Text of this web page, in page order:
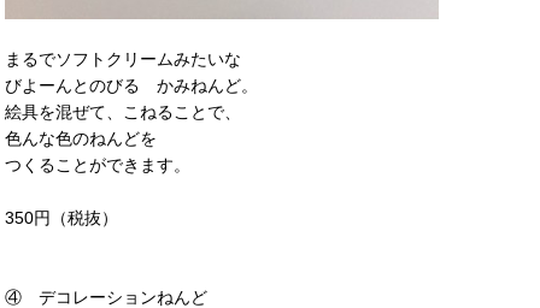
まるでソフトクリームみたいな
びよーんとのびる かみねんど。
絵具を混ぜて、こねることで、
色んな色のねんどを
つくることができます。
350円（税抜）
④ デコレーションねんど